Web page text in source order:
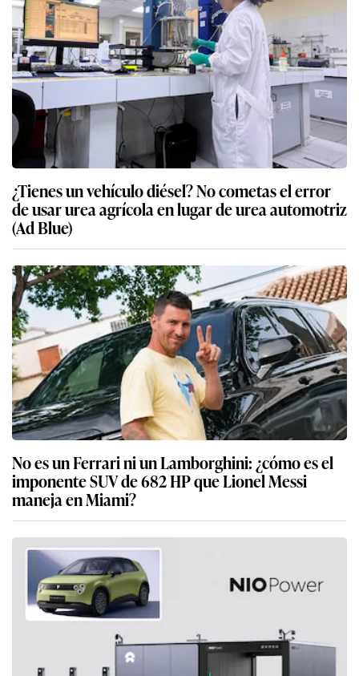
¿Tienes un vehículo diésel? No cometas el error
de usar urea agrícola en lugar de urea automotriz
(Ad Blue)
No es un Ferrari ni un Lamborghini: ¿cómo es el
imponente SUV de 682 HP que Lionel Messi
maneja en Miami?